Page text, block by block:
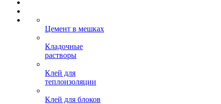
Цемент в мешках
Кладочные
растворы
Клей для
теплоизоляции
Клей для блоков